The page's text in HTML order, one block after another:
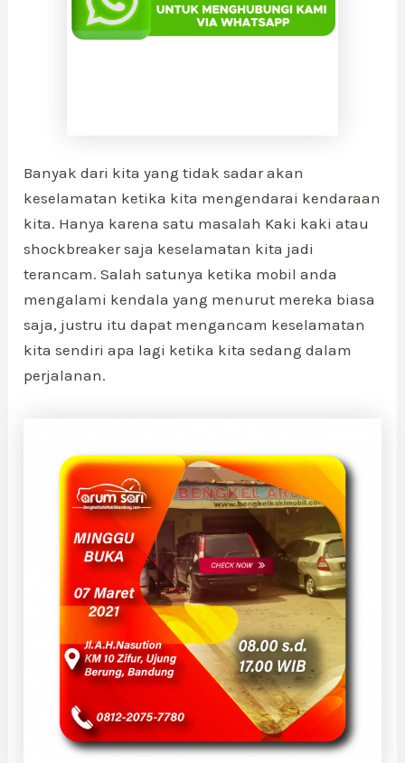
Banyak dari kita yang tidak sadar akan
keselamatan ketika kita mengendarai kendaraan
kita. Hanya karena satu masalah Kaki kaki atau
shockbreaker saja keselamatan kita jadi
terancam. Salah satunya ketika mobil anda
mengalami kendala yang menurut mereka biasa
saja, justru itu dapat mengancam keselamatan
kita sendiri apa lagi ketika kita sedang dalam
perjalanan.